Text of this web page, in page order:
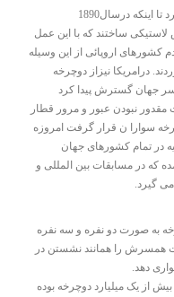
این پوشش خیلی زود به تعمیر احتیاج پیدا می کرد تا اینکه درسال1890
ساختند که با این عمل
کشورهای اروپائی از این وسیله
درامریکا نیزاز دوچرخه
جهان گسترش پیدا کرد
مقدور نبودن عبور و مرور قطار
سوارا ن قرار گرفت امروزه
در تمام کشورهای جهان
که در مسابقات بین المللی و
گیرد.
به صورت دو نفره و سه نفره
همسرش را همانند نشستن در
دهد.
۲۰۰۵، جهان دارای بیش از یک میلیارد دوچرخه بوده